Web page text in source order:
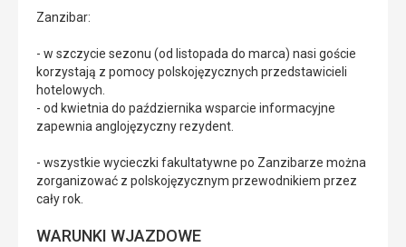
Zanzibar:
- w szczycie sezonu (od listopada do marca) nasi goście
korzystają z pomocy polskojęzycznych przedstawicieli
hotelowych.
- od kwietnia do października wsparcie informacyjne
zapewnia anglojęzyczny rezydent.
- wszystkie wycieczki fakultatywne po Zanzibarze można
zorganizować z polskojęzycznym przewodnikiem przez
cały rok.
WARUNKI WJAZDOWE